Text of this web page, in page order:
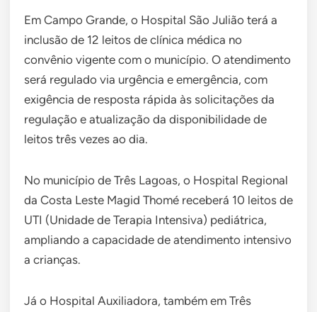
Em Campo Grande, o Hospital São Julião terá a
inclusão de 12 leitos de clínica médica no
convênio vigente com o município. O atendimento
será regulado via urgência e emergência, com
exigência de resposta rápida às solicitações da
regulação e atualização da disponibilidade de
leitos três vezes ao dia.
No município de Três Lagoas, o Hospital Regional
da Costa Leste Magid Thomé receberá 10 leitos de
UTI (Unidade de Terapia Intensiva) pediátrica,
ampliando a capacidade de atendimento intensivo
a crianças.
Já o Hospital Auxiliadora, também em Três